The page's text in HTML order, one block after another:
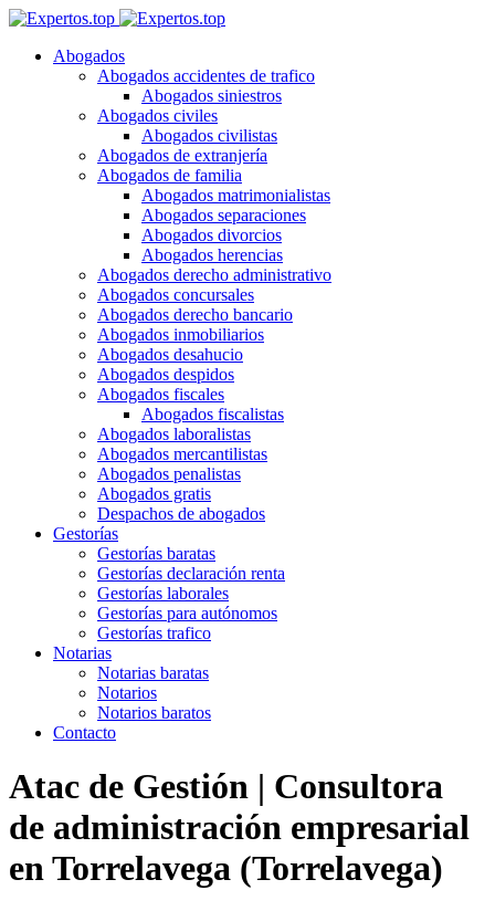
Abogados
Abogados accidentes de trafico
Abogados siniestros
Abogados civiles
Abogados civilistas
Abogados de extranjería
Abogados de familia
Abogados matrimonialistas
Abogados separaciones
Abogados divorcios
Abogados herencias
Abogados derecho administrativo
Abogados concursales
Abogados derecho bancario
Abogados inmobiliarios
Abogados desahucio
Abogados despidos
Abogados fiscales
Abogados fiscalistas
Abogados laboralistas
Abogados mercantilistas
Abogados penalistas
Abogados gratis
Despachos de abogados
Gestorías
Gestorías baratas
Gestorías declaración renta
Gestorías laborales
Gestorías para autónomos
Gestorías trafico
Notarias
Notarias baratas
Notarios
Notarios baratos
Contacto
Atac de Gestión | Consultora
de administración empresarial
en Torrelavega (Torrelavega)